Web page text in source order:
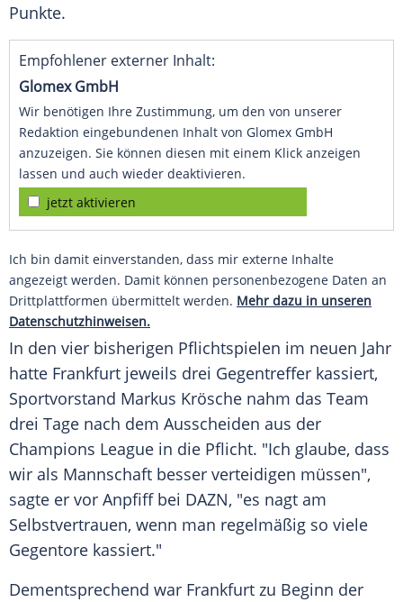
Punkte.
Empfohlener externer Inhalt:
Glomex GmbH
Wir benötigen Ihre Zustimmung, um den von unserer
Redaktion eingebundenen Inhalt von Glomex GmbH
anzuzeigen. Sie können diesen mit einem Klick anzeigen
lassen und auch wieder deaktivieren.
jetzt aktivieren
Ich bin damit einverstanden, dass mir externe Inhalte
angezeigt werden. Damit können personenbezogene Daten an
Drittplattformen übermittelt werden. Mehr dazu in unseren
Datenschutzhinweisen.
In den vier bisherigen Pflichtspielen im neuen Jahr
hatte Frankfurt jeweils drei Gegentreffer kassiert,
Sportvorstand Markus Krösche nahm das Team
drei Tage nach dem Ausscheiden aus der
Champions League in die Pflicht. "Ich glaube, dass
wir als Mannschaft besser verteidigen müssen",
sagte er vor Anpfiff bei DAZN, "es nagt am
Selbstvertrauen, wenn man regelmäßig so viele
Gegentore kassiert."
Dementsprechend war Frankfurt zu Beginn der